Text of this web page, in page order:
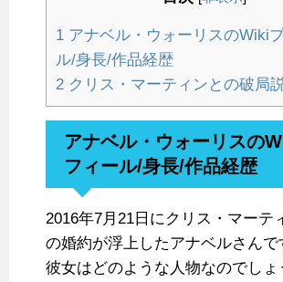
1 アナベル・ウォーリスのWiki
ル/身長/作品経歴
2 クリス・マーティンとの破局
アナベル・ウォーリスの
フィール/身長/作品経歴
2016年7月21日にクリス・マーテ
の婚約が浮上したアナベルさんで
彼女はどのような人物なのでしょ